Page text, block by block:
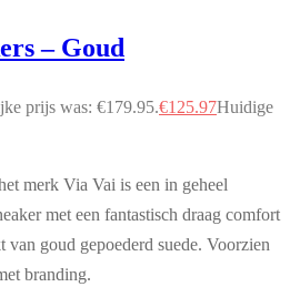
– Goud
prijs was: €179.95.€125.97Huidige
merk Via Vai is een in geheel
met een fantastisch draag comfort
van goud gepoederd suede. Voorzien
branding.